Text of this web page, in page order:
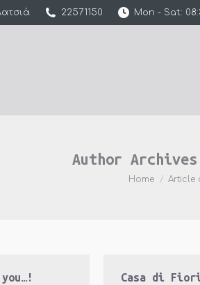
22571150 Mon - Sat:
Author
You are here:
Home Article
Casa di